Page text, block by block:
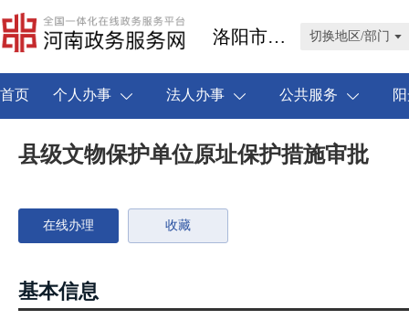
洛阳市伊川县 切换地区/部门
首页 个人办事 法人办事 公共服务
县级文物保护单位原址保护措施审批
在线办理 收藏
基本信息